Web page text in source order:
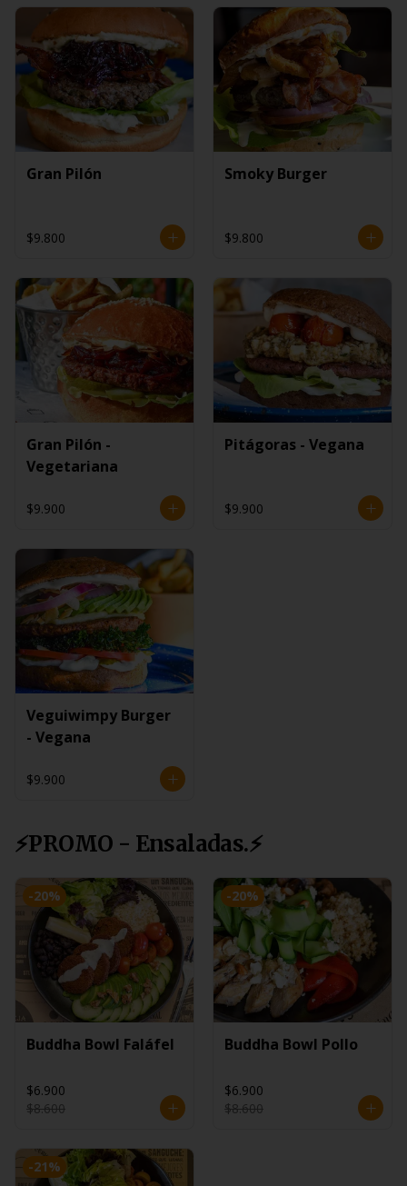
Gran Pilón
$9.800
Smoky Burger
$9.800
Gran Pilón -
Vegetariana
$9.900
Pitágoras - Vegana
$9.900
Veguiwimpy Burger
- Vegana
$9.900
⚡PROMO - Ensaladas.⚡
-20%
Buddha Bowl Faláfel
$6.900
$8.600
-20%
Buddha Bowl Pollo
$6.900
$8.600
-21%